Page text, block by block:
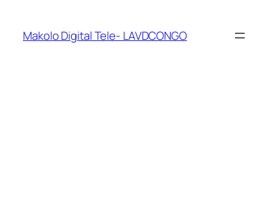
Makolo Digital Tele- LAVDCONGO